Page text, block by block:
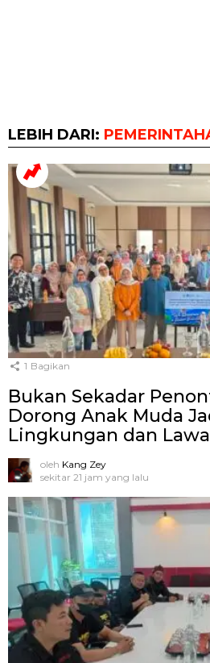
LEBIH DARI:
1 Bagikan
Bukan Sekadar
Dorong Anak Muda
Lingkungan dan
oleh Kang Zey
sekitar 21 jam yang lalu